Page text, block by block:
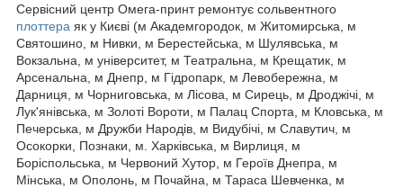
Сервісний центр Омега-принт ремонтує сольвентного
плоттера як у Києві (м Академгородок, м Житомирська, м
Святошино, м Нивки, м Берестейська, м Шулявська, м
Вокзальна, м університет, м Театральна, м Крещатик, м
Арсенальна, м Днепр, м Гідропарк, м Левобережна, м
Дарниця, м Чорниговська, м Лісова, м Сирець, м Дроджічі, м
Лук'янівська, м Золоті Вороти, м Палац Спорта, м Кловська, м
Печерська, м Дружби Народів, м Видубічі, м Славутич, м
Осокорки, Познаки, м. Харківська, м Вирлиця, м
Боріспольська, м Червоний Хутор, м Героїв Днепра, м
Мінська, м Ополонь, м Почайна, м Тараса Шевченка, м